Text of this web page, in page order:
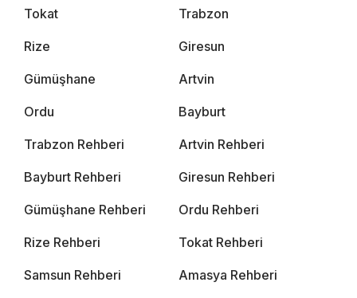
Tokat Trabzon
Rize Giresun
Gümüşhane Artvin
Ordu Bayburt
Trabzon Rehberi Artvin Rehberi
Bayburt Rehberi Giresun Rehberi
Gümüşhane Rehberi Ordu Rehberi
Rize Rehberi Tokat Rehberi
Samsun Rehberi Amasya Rehberi